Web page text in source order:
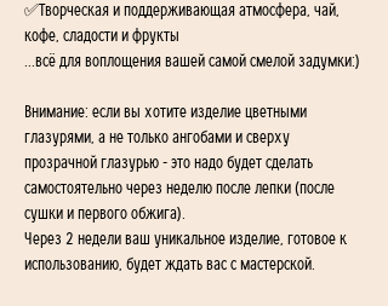
✅Творческая и поддерживающая атмосфера, чай,
кофе, сладости и фрукты
...всё для воплощения вашей самой смелой задумки:)
Внимание: если вы хотите изделие цветными
глазурями, а не только ангобами и сверху
прозрачной глазурью - это надо будет сделать
самостоятельно через неделю после лепки (после
сушки и первого обжига).
Через 2 недели ваш уникальное изделие, готовое к
использованию, будет ждать вас с мастерской.